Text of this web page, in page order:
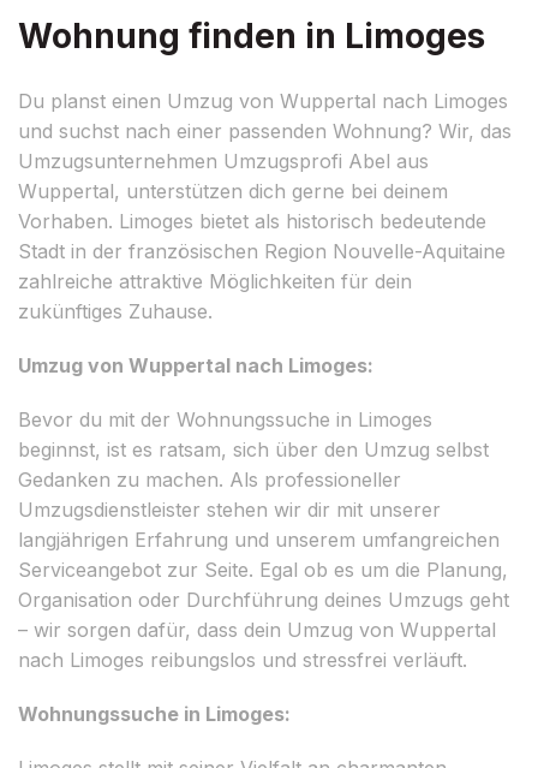
Wohnung finden in Limoges
Du planst einen Umzug von Wuppertal nach Limoges
und suchst nach einer passenden Wohnung? Wir, das
Umzugsunternehmen Umzugsprofi Abel aus
Wuppertal, unterstützen dich gerne bei deinem
Vorhaben. Limoges bietet als historisch bedeutende
Stadt in der französischen Region Nouvelle-Aquitaine
zahlreiche attraktive Möglichkeiten für dein
zukünftiges Zuhause.
Umzug von Wuppertal nach Limoges:
Bevor du mit der Wohnungssuche in Limoges
beginnst, ist es ratsam, sich über den Umzug selbst
Gedanken zu machen. Als professioneller
Umzugsdienstleister stehen wir dir mit unserer
langjährigen Erfahrung und unserem umfangreichen
Serviceangebot zur Seite. Egal ob es um die Planung,
Organisation oder Durchführung deines Umzugs geht
– wir sorgen dafür, dass dein Umzug von Wuppertal
nach Limoges reibungslos und stressfrei verläuft.
Wohnungssuche in Limoges: